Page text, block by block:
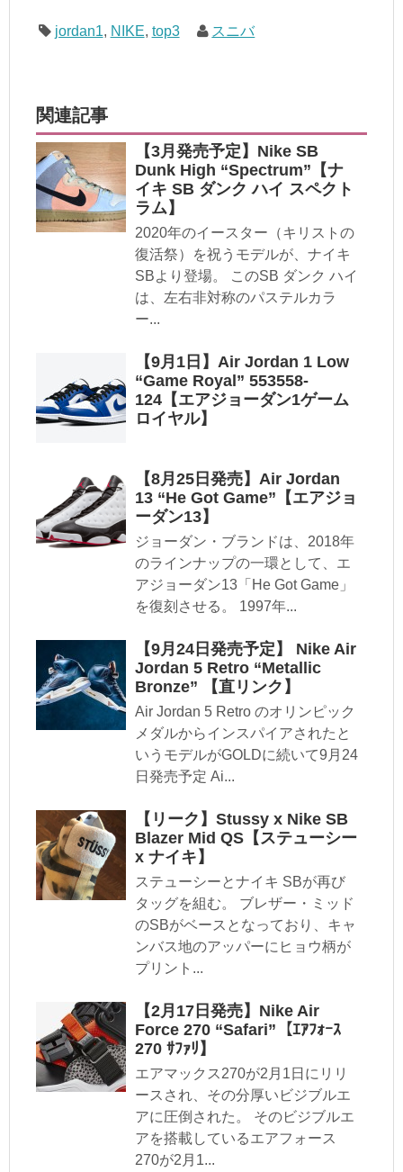
jordan1, NIKE, top3 スニバ
関連記事
【3月発売予定】Nike SB
Dunk High “Spectrum”【ナ
イキ SB ダンク ハイ スペクト
ラム】
2020年のイースター（キリストの
復活祭）を祝うモデルが、ナイキ
SBより登場。 このSB ダンク ハイ
は、左右非対称のパステルカラ
ー...
【9月1日】Air Jordan 1 Low
“Game Royal” 553558-
124【エアジョーダン1ゲーム
ロイヤル】
【8月25日発売】Air Jordan
13 “He Got Game”【エアジョ
ーダン13】
ジョーダン・ブランドは、2018年
のラインナップの一環として、エ
アジョーダン13「He Got Game」
を復刻させる。 1997年...
【9月24日発売予定】 Nike Air
Jordan 5 Retro “Metallic
Bronze” 【直リンク】
Air Jordan 5 Retro のオリンピック
メダルからインスパイアされたと
いうモデルがGOLDに続いて9月24
日発売予定 Ai...
【リーク】Stussy x Nike SB
Blazer Mid QS【ステューシー
x ナイキ】
ステューシーとナイキ SBが再び
タッグを組む。 ブレザー・ミッド
のSBがベースとなっており、キャ
ンバス地のアッパーにヒョウ柄が
プリント...
【2月17日発売】Nike Air
Force 270 “Safari”【ｴｱﾌｫｰｽ
270 ｻﾌｧﾘ】
エアマックス270が2月1日にリリ
ースされ、その分厚いビジブルエ
アに圧倒された。 そのビジブルエ
アを搭載しているエアフォース
270が2月1...